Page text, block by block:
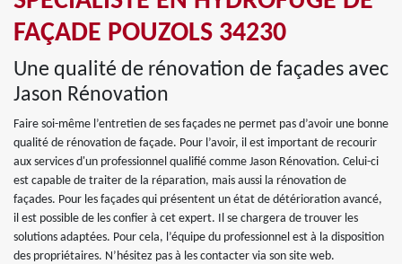
FAÇADE POUZOLS 34230
Une qualité de rénovation de façades avec
Jason Rénovation
Faire soi-même l’entretien de ses façades ne permet pas d’avoir une bonne
qualité de rénovation de façade. Pour l’avoir, il est important de recourir
aux services d'un professionnel qualifié comme Jason Rénovation. Celui-ci
est capable de traiter de la réparation, mais aussi la rénovation de
façades. Pour les façades qui présentent un état de détérioration avancé,
il est possible de les confier à cet expert. Il se chargera de trouver les
solutions adaptées. Pour cela, l’équipe du professionnel est à la disposition
des propriétaires. N’hésitez pas à les contacter via son site web.